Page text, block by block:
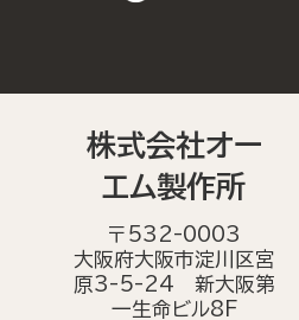
株式会社オー
エム製作所
〒532-0003
大阪府大阪市淀川区宮
原3-5-24 新大阪第
一生命ビル8F